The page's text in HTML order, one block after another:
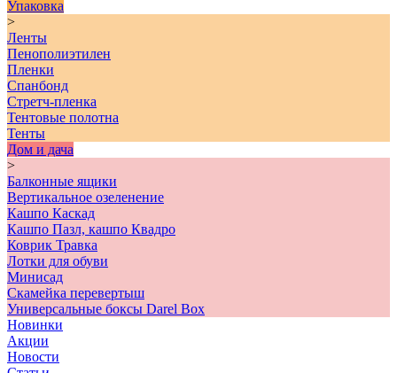
Упаковка
>
Ленты
Пенополиэтилен
Пленки
Спанбонд
Стретч-пленка
Тентовые полотна
Тенты
Дом и дача
>
Балконные ящики
Вертикальное озеленение
Кашпо Каскад
Кашпо Пазл, кашпо Квадро
Коврик Травка
Лотки для обуви
Минисад
Скамейка перевертыш
Универсальные боксы Darel Box
Новинки
Акции
Новости